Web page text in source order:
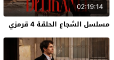
02:19:14
مسلسل الشجاع الحلقة 4 قرمزي